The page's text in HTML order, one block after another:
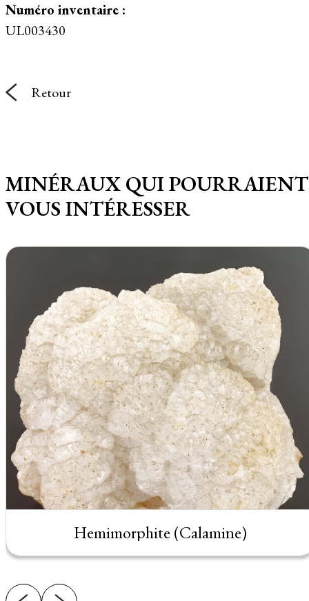
Numéro inventaire :
UL003430
Retour
MINÉRAUX QUI POURRAIENT
VOUS INTÉRESSER
Hemimorphite (Calamine)